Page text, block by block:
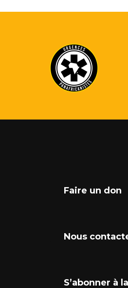
Faire un don
Nous
S’abonner à